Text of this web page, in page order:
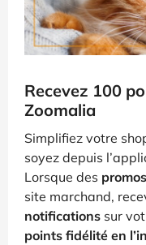
Recevez 100
Zoomalia
Simplifiez votre
soyez depuis
Lorsque des
site marchand,
notifications sur
points fidélité en